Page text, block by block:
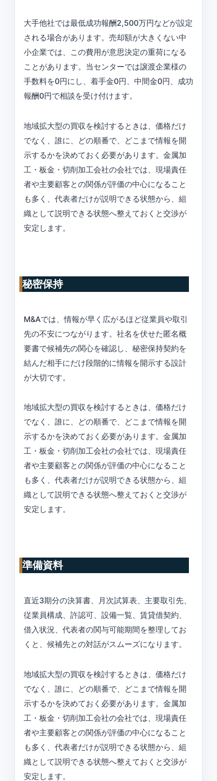
大手他社では最低成功報酬2,500万円などが設定
される場合があります。売却額が大きくない中
小企業では、この費用が意思決定の重荷になる
ことがあります。当センターでは譲渡企業様の
手数料を0円にし、着手金0円、中間金0円、成功
報酬0円で相談を受け付けます。
地域拡大型の買収を検討するときは、価格だけ
でなく、誰に、どの順番で、どこまで情報を開
示するかを決めておく必要があります。金属加
工・板金・切削加工会社の会社では、現場責任
者や主要顧客との関係が評価の中心になること
も多く、代表者だけが説明できる状態から、組
織として説明できる状態へ整えておくと交渉が
安定します。
秘密保持
M&Aでは、情報が早く広がるほど従業員や取引
先の不安につながります。社名を伏せた匿名概
要書で候補先の関心を確認し、秘密保持契約を
結んだ相手にだけ段階的に情報を開示する設計
が大切です。
地域拡大型の買収を検討するときは、価格だけ
でなく、誰に、どの順番で、どこまで情報を開
示するかを決めておく必要があります。金属加
工・板金・切削加工会社の会社では、現場責任
者や主要顧客との関係が評価の中心になること
も多く、代表者だけが説明できる状態から、組
織として説明できる状態へ整えておくと交渉が
安定します。
準備資料
直近3期分の決算書、月次試算表、主要取引先、
従業員構成、許認可、設備一覧、賃貸借契約、
借入状況、代表者の関与可能期間を整理してお
くと、候補先との対話がスムーズになります。
地域拡大型の買収を検討するときは、価格だけ
でなく、誰に、どの順番で、どこまで情報を開
示するかを決めておく必要があります。金属加
工・板金・切削加工会社の会社では、現場責任
者や主要顧客との関係が評価の中心になること
も多く、代表者だけが説明できる状態から、組
織として説明できる状態へ整えておくと交渉が
安定します。